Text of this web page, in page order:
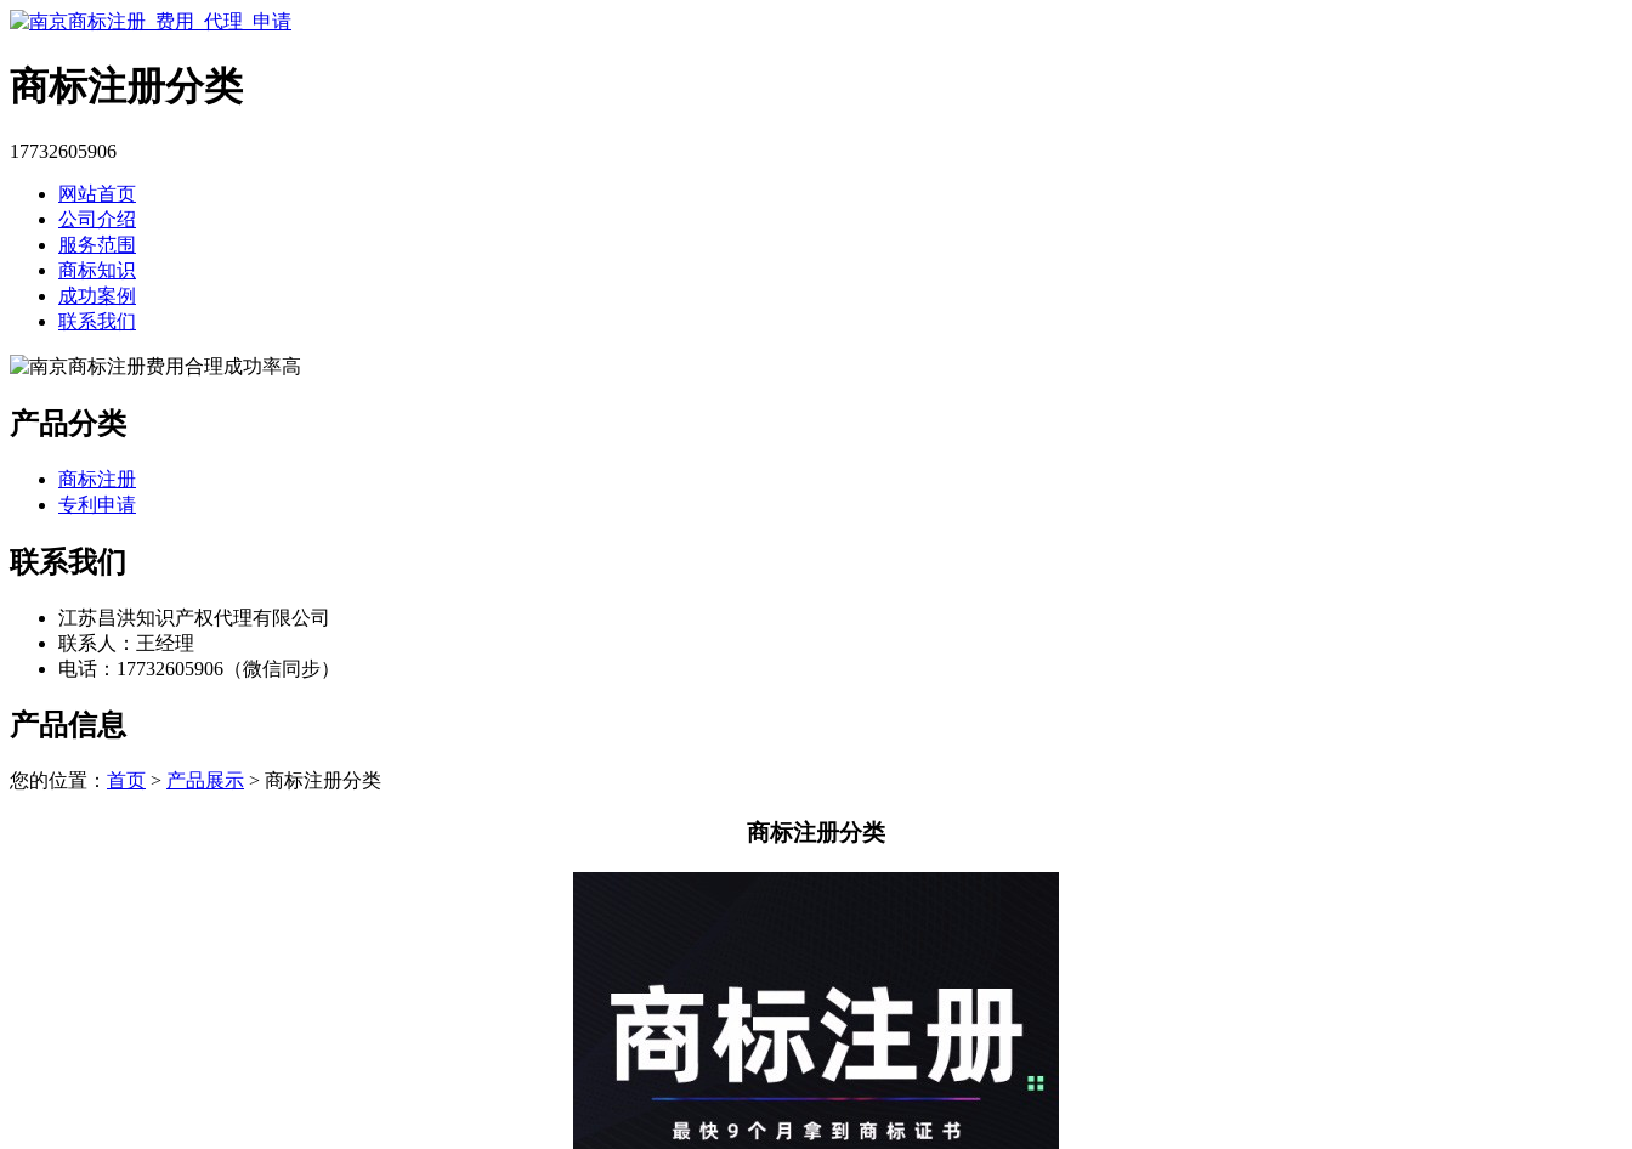
商标注册分类
17732605906
网站首页
公司介绍
服务范围
商标知识
成功案例
联系我们
产品分类
商标注册
专利申请
联系我们
江苏昌洪知识产权代理有限公司
联系人：王经理
电话：17732605906（微信同步）
产品信息
您的位置： 首页 > 产品展示 > 商标注册分类
商标注册分类